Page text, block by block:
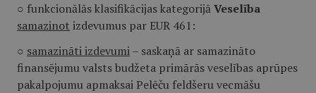
○ funkcionālās klasifikācijas kategorijāVeselība
samazinot izdevumus par EUR 461:
○ samazināti izdevumi– saskaņā ar samazināto
finansējumu valsts budžeta primārās veselības aprūpes
pakalpojumu apmaksai Pelēču feldšeru vecmāšu